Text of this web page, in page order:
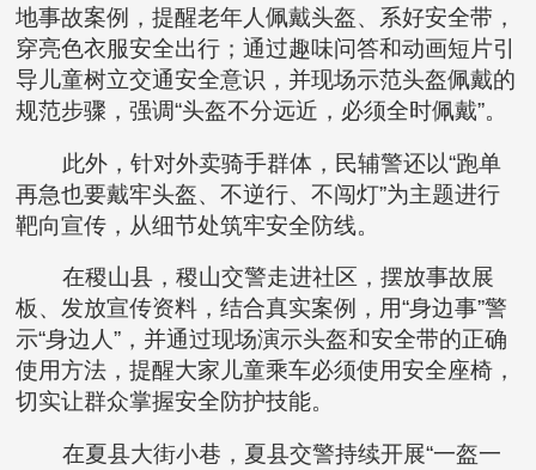
地事故案例，提醒老年人佩戴头盔、系好安全带，
穿亮色衣服安全出行；通过趣味问答和动画短片引
导儿童树立交通安全意识，并现场示范头盔佩戴的
规范步骤，强调“头盔不分远近，必须全时佩戴”。
此外，针对外卖骑手群体，民辅警还以“跑单
再急也要戴牢头盔、不逆行、不闯灯”为主题进行
靶向宣传，从细节处筑牢安全防线。
在稷山县，稷山交警走进社区，摆放事故展
板、发放宣传资料，结合真实案例，用“身边事”警
示“身边人”，并通过现场演示头盔和安全带的正确
使用方法，提醒大家儿童乘车必须使用安全座椅，
切实让群众掌握安全防护技能。
在夏县大街小巷，夏县交警持续开展“一盔一